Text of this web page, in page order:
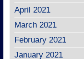
April 2021
March 2021
February 2021
January 2021